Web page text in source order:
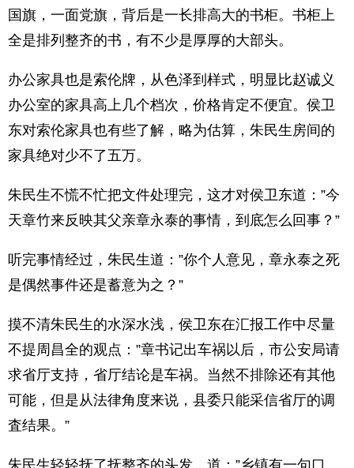
国旗，一面党旗，背后是一长排高大的书柜。书柜上
全是排列整齐的书，有不少是厚厚的大部头。
办公家具也是索伦牌，从色泽到样式，明显比赵诚义
办公室的家具高上几个档次，价格肯定不便宜。侯卫
东对索伦家具也有些了解，略为估算，朱民生房间的
家具绝对少不了五万。
朱民生不慌不忙把文件处理完，这才对侯卫东道：”今
天章竹来反映其父亲章永泰的事情，到底怎么回事？”
听完事情经过，朱民生道：”你个人意见，章永泰之死
是偶然事件还是蓄意为之？”
摸不清朱民生的水深水浅，侯卫东在汇报工作中尽量
不提周昌全的观点：”章书记出车祸以后，市公安局请
求省厅支持，省厅结论是车祸。当然不排除还有其他
可能，但是从法律角度来说，县委只能采信省厅的调
査结果。”
朱民生轻轻抚了抚整齐的头发，道：”乡镇有一句口